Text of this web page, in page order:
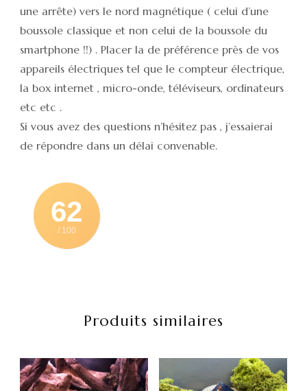
une arrête) vers le nord magnétique ( celui d’une
boussole classique et non celui de la boussole du
smartphone !!) . Placer la de préférence près de vos
appareils électriques tel que le compteur électrique,
la box internet , micro-onde, téléviseurs, ordinateurs
etc etc .
Si vous avez des questions n’hésitez pas , j’essaierai
de répondre dans un délai convenable.
62
/ 100
Produits similaires